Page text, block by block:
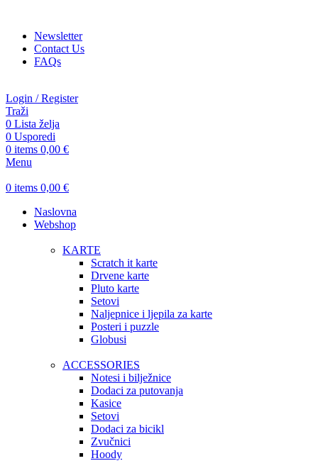
Newsletter
Contact Us
FAQs
Login / Register
Traži
0 Lista želja
0 Usporedi
0 items 0,00 €
Menu
0 items 0,00 €
Naslovna
Webshop
KARTE
Scratch it karte
Drvene karte
Pluto karte
Setovi
Naljepnice i ljepila za karte
Posteri i puzzle
Globusi
ACCESSORIES
Notesi i bilježnice
Dodaci za putovanja
Kasice
Setovi
Dodaci za bicikl
Zvučnici
Hoody